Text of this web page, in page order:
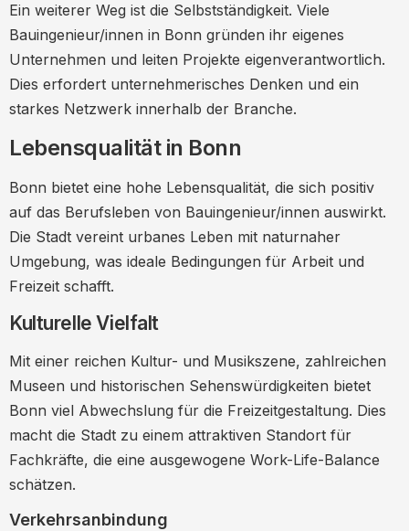
Ein weiterer Weg ist die Selbstständigkeit. Viele
Bauingenieur/innen in Bonn gründen ihr eigenes
Unternehmen und leiten Projekte eigenverantwortlich.
Dies erfordert unternehmerisches Denken und ein
starkes Netzwerk innerhalb der Branche.
Lebensqualität in Bonn
Bonn bietet eine hohe Lebensqualität, die sich positiv
auf das Berufsleben von Bauingenieur/innen auswirkt.
Die Stadt vereint urbanes Leben mit naturnaher
Umgebung, was ideale Bedingungen für Arbeit und
Freizeit schafft.
Kulturelle Vielfalt
Mit einer reichen Kultur- und Musikszene, zahlreichen
Museen und historischen Sehenswürdigkeiten bietet
Bonn viel Abwechslung für die Freizeitgestaltung. Dies
macht die Stadt zu einem attraktiven Standort für
Fachkräfte, die eine ausgewogene Work-Life-Balance
schätzen.
Verkehrsanbindung